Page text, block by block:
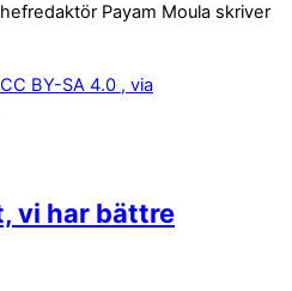
Payam Moula skriver
vi har bättre